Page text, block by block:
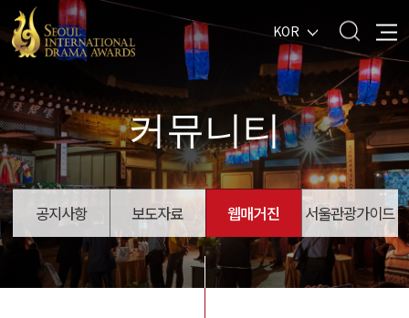
KOR
커뮤니티
공지사항 보도자료 웹매거진 서울관광가이드